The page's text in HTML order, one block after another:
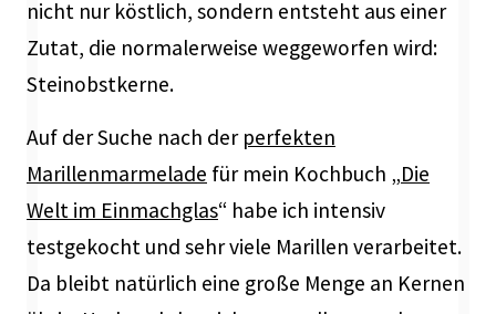
nicht nur köstlich, sondern entsteht aus einer
Zutat, die normalerweise weggeworfen wird:
Steinobstkerne.
Auf der Suche nach der perfekten
Marillenmarmelade für mein Kochbuch „Die
Welt im Einmachglas“ habe ich intensiv
testgekocht und sehr viele Marillen verarbeitet.
Da bleibt natürlich eine große Menge an Kernen